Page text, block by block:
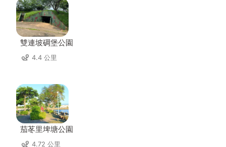
雙連坡碉堡公園
4.4 公里
茄苳里埤塘公園
4.72 公里